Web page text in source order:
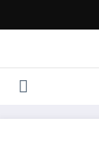
контенту